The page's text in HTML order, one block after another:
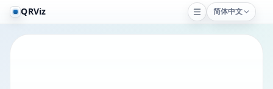
QRViz 简体中文